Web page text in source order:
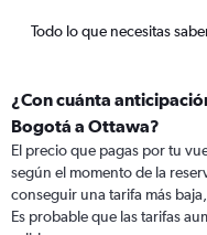
Todo lo que necesitas
¿Con cuánta
Bogotá a Ottawa?
El precio que pagas por tu
según el momento de la
conseguir una tarifa más
Es probable que las tarifas